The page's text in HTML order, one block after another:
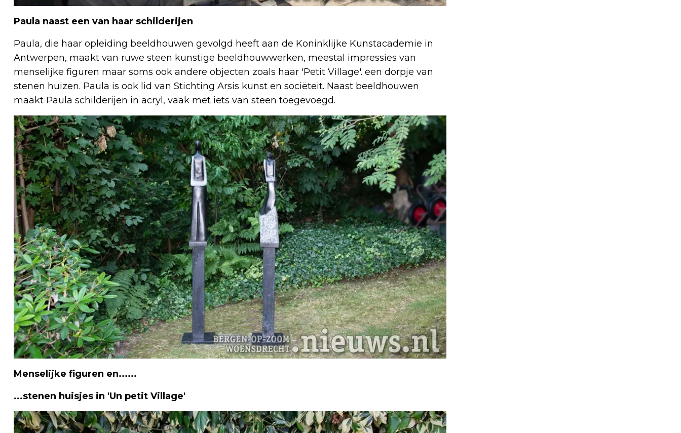
Paula naast een van haar schilderijen
Paula, die haar opleiding beeldhouwen gevolgd heeft aan de Koninklijke Kunstacademie in
Antwerpen, maakt van ruwe steen kunstige beeldhouwwerken, meestal impressies van
menselijke figuren maar soms ook andere objecten zoals haar 'Petit Village'. een dorpje van
stenen huizen. Paula is ook lid van Stichting Arsis kunst en sociëteit. Naast beeldhouwen
maakt Paula schilderijen in acryl, vaak met iets van steen toegevoegd.
Menselijke figuren en......
...stenen huisjes in 'Un petit Village'